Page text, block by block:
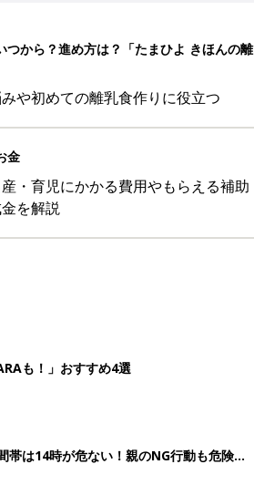
つから？進め方は？「たまひよ きほんの離
や初めての離乳食作りに役立つ
金
・育児にかかる費用やもらえる補助
を解説
も！」おすすめ4選
は14時が危ない！親のNG行動も危険を